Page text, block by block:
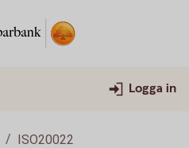
Logga in
ISO20022